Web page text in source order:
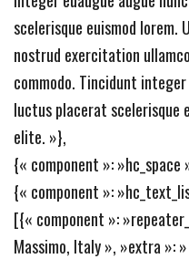
scelerisque euismod lorem.
nostrud exercitation
commodo. Tincidunt
luctus placerat scelerisque
elite. »},
{« component »:
{« component »:
[{« component »:
Massimo, Italy », »extra »: